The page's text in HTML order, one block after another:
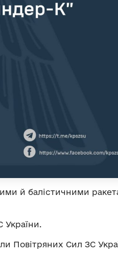
й балістичними
України.
Повітряних Сил ЗС